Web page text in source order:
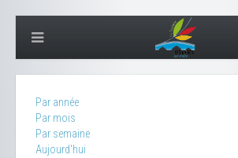
Par année
Par mois
Par semaine
Aujourd'hui